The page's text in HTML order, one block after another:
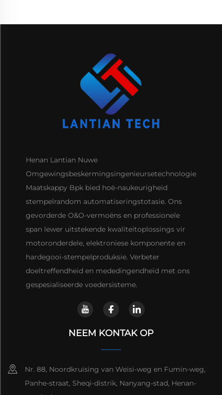
Henan Lantian Nuwe
Omgewingsbeskermingsingenieursetechnologie
Maatskappy Bpk bied hoë-naukeurigheid
stempelrandom automatiseringstotasie. Ons
gevorderde O&O-vermoëns en professionele
span lewer uitstekende kwaliteitoplossings vir
motoronderdele, elektroniese komponente en
hardegooi-stempelproduksie. Verbeter
doeltreffendheid en mededingendheid met ons
gespesialiseerde voedersisteme.
NEEM KONTAK OP
Nr. 88, Noordkruising van Weisi-weg en Fumin-weg,
Panhe-straat, Sheqi-distrik, Nanyang-stad, Henan-